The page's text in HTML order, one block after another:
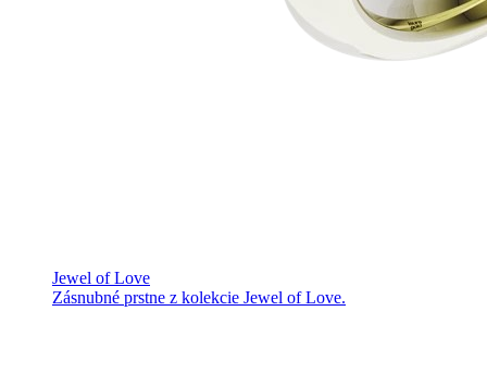
Jewel of Love
Zásnubné prstne z kolekcie Jewel of Love.